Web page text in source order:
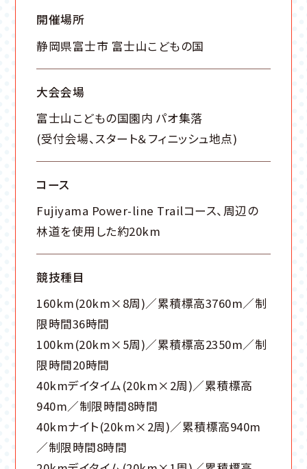
開催場所
静岡県富士市 富士山こどもの国
大会会場
富士山こどもの国園内 パオ集落
(受付会場、スタート＆フィニッシュ地点)
コース
Fujiyama Power-line Trailコース、周辺の
林道を使用した約20km
競技種目
160km(20km×8周)／累積標高3760m／制
限時間36時間
100km(20km×5周)／累積標高2350m／制
限時間20時間
40kmデイタイム(20km×2周)／累積標高
940m／制限時間8時間
40kmナイト(20km×2周)／累積標高940m
／制限時間8時間